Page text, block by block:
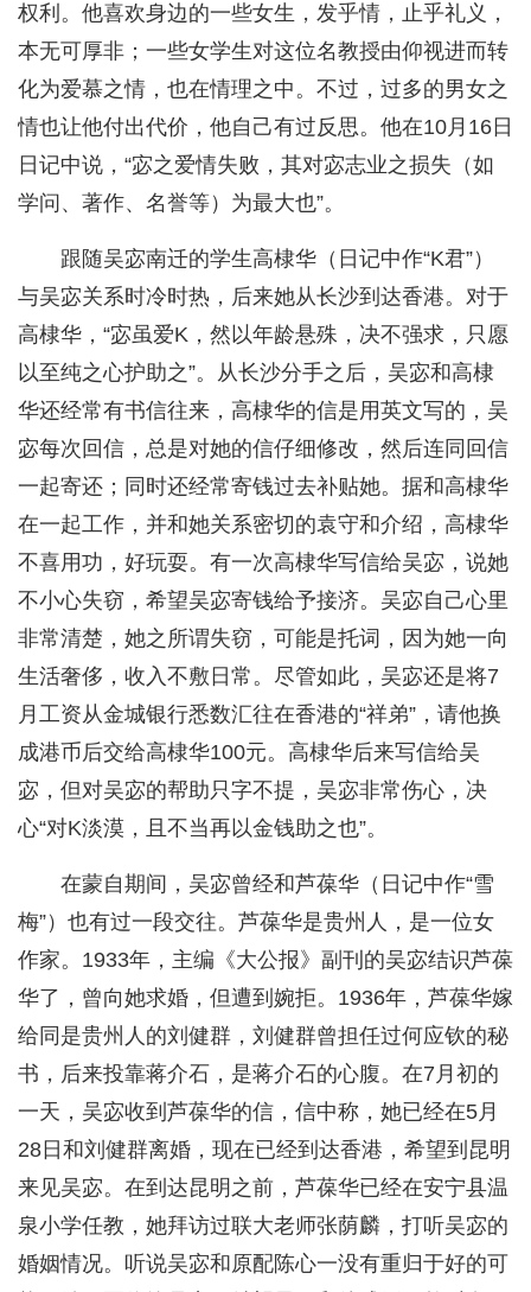
权利。他喜欢身边的一些女生，发乎情，止乎礼义，
本无可厚非；一些女学生对这位名教授由仰视进而转
化为爱慕之情，也在情理之中。不过，过多的男女之
情也让他付出代价，他自己有过反思。他在10月16日
日记中说，“宓之爱情失败，其对宓志业之损失（如
学问、著作、名誉等）为最大也”。
跟随吴宓南迁的学生高棣华（日记中作“K君”）
与吴宓关系时冷时热，后来她从长沙到达香港。对于
高棣华，“宓虽爱K，然以年龄悬殊，决不强求，只愿
以至纯之心护助之”。从长沙分手之后，吴宓和高棣
华还经常有书信往来，高棣华的信是用英文写的，吴
宓每次回信，总是对她的信仔细修改，然后连同回信
一起寄还；同时还经常寄钱过去补贴她。据和高棣华
在一起工作，并和她关系密切的袁守和介绍，高棣华
不喜用功，好玩耍。有一次高棣华写信给吴宓，说她
不小心失窃，希望吴宓寄钱给予接济。吴宓自己心里
非常清楚，她之所谓失窃，可能是托词，因为她一向
生活奢侈，收入不敷日常。尽管如此，吴宓还是将7
月工资从金城银行悉数汇往在香港的“祥弟”，请他换
成港币后交给高棣华100元。高棣华后来写信给吴
宓，但对吴宓的帮助只字不提，吴宓非常伤心，决
心“对K淡漠，且不当再以金钱助之也”。
在蒙自期间，吴宓曾经和芦葆华（日记中作“雪
梅”）也有过一段交往。芦葆华是贵州人，是一位女
作家。1933年，主编《大公报》副刊的吴宓结识芦葆
华了，曾向她求婚，但遭到婉拒。1936年，芦葆华嫁
给同是贵州人的刘健群，刘健群曾担任过何应钦的秘
书，后来投靠蒋介石，是蒋介石的心腹。在7月初的
一天，吴宓收到芦葆华的信，信中称，她已经在5月
28日和刘健群离婚，现在已经到达香港，希望到昆明
来见吴宓。在到达昆明之前，芦葆华已经在安宁县温
泉小学任教，她拜访过联大老师张荫麟，打听吴宓的
婚姻情况。听说吴宓和原配陈心一没有重归于好的可